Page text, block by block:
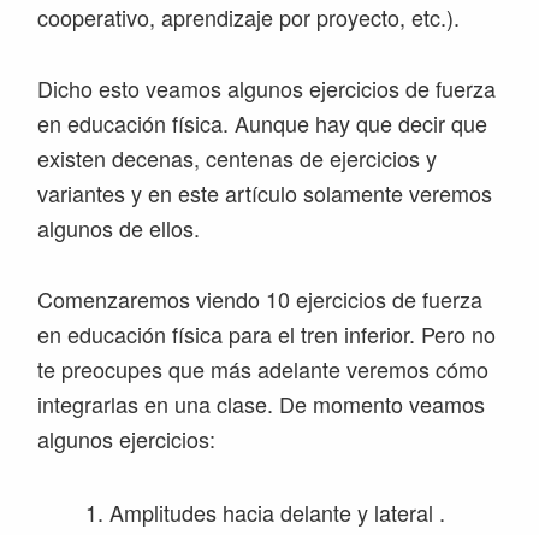
cooperativo, aprendizaje por proyecto, etc.).
Dicho esto veamos algunos ejercicios de fuerza
en educación física. Aunque hay que decir que
existen decenas, centenas de ejercicios y
variantes y en este artículo solamente veremos
algunos de ellos.
Comenzaremos viendo 10 ejercicios de fuerza
en educación física para el tren inferior. Pero no
te preocupes que más adelante veremos cómo
integrarlas en una clase. De momento veamos
algunos ejercicios:
Amplitudes hacia delante y lateral .